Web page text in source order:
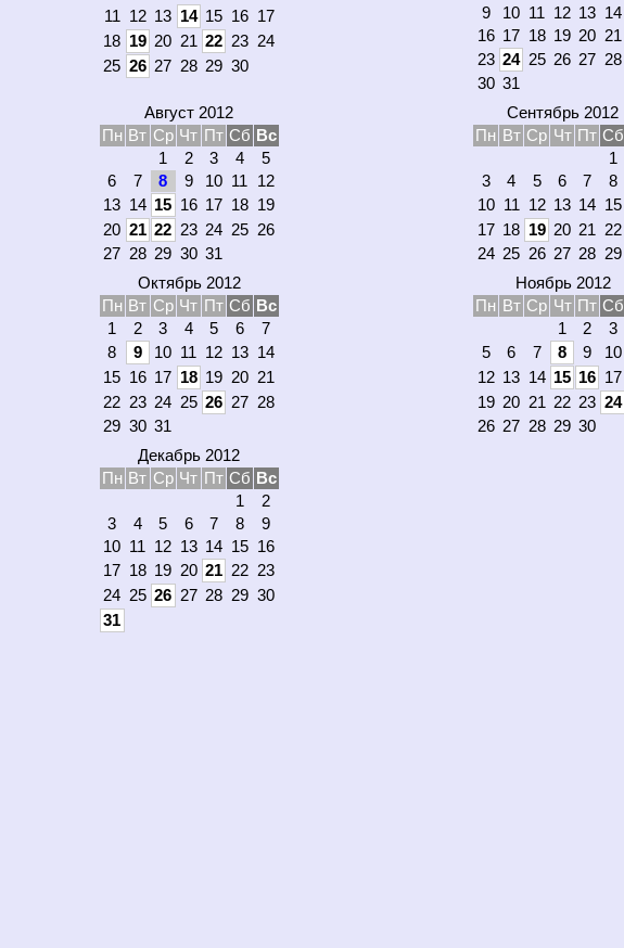
11
12 13 14 15 16 17
18 19 20 21 22 23 24
25 26 27 28 29 30
9
10 11 12 13 14
16 17 18 19 20 21
23 24 25 26 27 28
30 31
Август 2012
Пн Вт Ср Чт Пт Сб Вс
1
2 3 4
5
6
7 8 9 10 11
12
13 14 15 16 17 18 19
20 21 22 23 24 25 26
27 28 29 30 31
Сентябрь 2012
Пн Вт Ср Чт Пт Сб
1
3
4 5 6 7 8
10 11 12 13 14 15
17 18 19 20 21 22
24 25 26 27 28 29
Октябрь 2012
Пн Вт Ср Чт Пт Сб Вс
1
2 3 4 5 6
7
8
9 10 11 12 13 14
15 16 17 18 19 20 21
22 23 24 25 26 27 28
29 30 31
Ноябрь 2012
Пн Вт Ср Чт Пт Сб
1
2 3
5
6 7 8 9 10
12 13 14 15 16 17
19 20 21 22 23 24
26 27 28 29 30
Декабрь 2012
Пн Вт Ср Чт Пт Сб Вс
1
2
3
4 5 6 7 8
9
10 11 12 13 14 15 16
17 18 19 20 21 22 23
24 25 26 27 28 29 30
31